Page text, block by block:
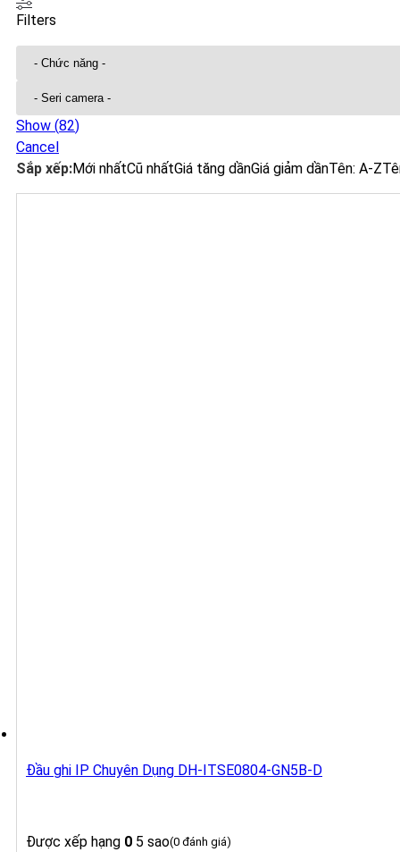
Filters
Show (82)
Cancel
Sắp xếp:Mới nhấtCũ nhấtGiá tăng dầnGiá giảm dầnTên: A-Z
Đầu ghi IP Chuyên Dụng DH-ITSE0804-GN5B-D
Được xếp hạng 0 5 sao(0 đánh giá)